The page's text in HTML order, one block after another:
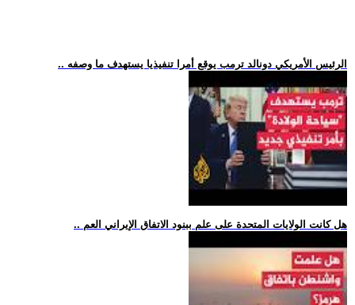
.. الرئيس الأمريكي دونالد ترمب يوقع أمرا تنفيذيا يستهدف ما وصفه
.. هل كانت الولايات المتحدة على علم ببنود الاتفاق الإيراني العم